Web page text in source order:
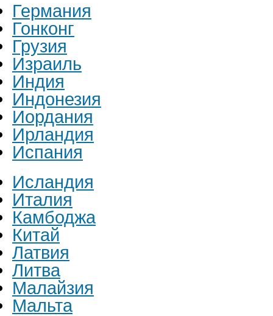
Германия
Гонконг
Грузия
Израиль
Индия
Индонезия
Иордания
Ирландия
Испания
Исландия
Италия
Камбоджа
Китай
Латвия
Литва
Малайзия
Мальта